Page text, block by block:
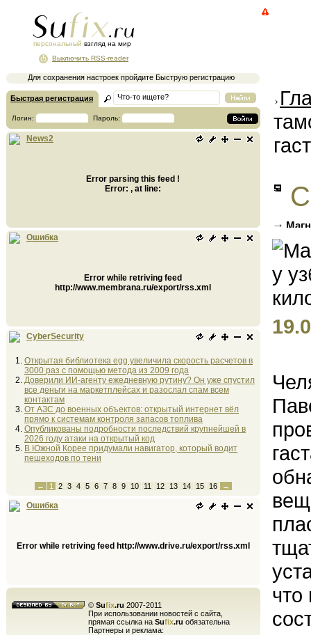
персональный взгляд на мир
Для сохранения настроек пройдите Быструю регистрацию
Выключить RSS-reader
Быстрая регистрация
Логин: Пароль:
News2
Error parsing this feed !
Error: , at line:
Ошибка
Error while retriving feed
http://www.membrana.ru/export/rss.xml
CyberSecurity
Открытая библиотека egg увеличила скорость расчетов в
3000 раз с помощью метода из 2009 года
Доверили ИИ-агенту ежедневную рутину? Он уже спустил
все деньги на маркетплейсах и разослал спам всем
контактам
От АЗС до военных объектов: открытый интернет вёл
прямо к системам контроля запасов топлива
Опубликованы подробности последствий крупнейшей в
2026 году атаки на открытый код
В Южной Корее придумали навигатор, который водит
пешеходов по тени
← 1 2 3 4 5 6 7 8 9 10 11 12 13 14 15 16 →
Ошибка
Error while retriving feed http://www.drive.ru/export/rss.xml
© Sufix.ru 2007-2011
При использовании новостей с сайта,
прямая ссылка на Sufix.ru обязательна
Партнеры и реклама:
насвая
что